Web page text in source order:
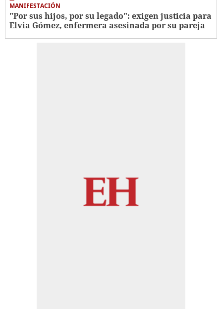
MANIFESTACIÓN
"Por sus hijos, por su legado": exigen justicia para
Elvia Gómez, enfermera asesinada por su pareja